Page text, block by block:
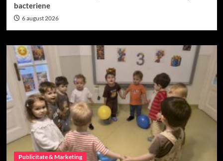
bacteriene
6 august 2026
Publicitate & Marketing